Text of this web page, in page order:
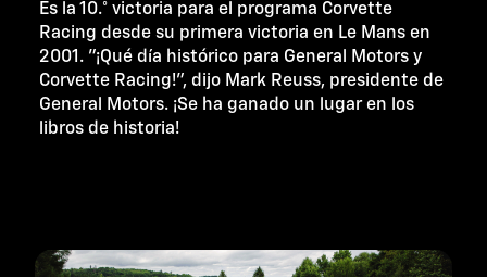
Es la 10.° victoria para el programa Corvette
Racing desde su primera victoria en Le Mans en
2001. "¡Qué día histórico para General Motors y
Corvette Racing!", dijo Mark Reuss, presidente de
General Motors. ¡Se ha ganado un lugar en los
libros de historia!